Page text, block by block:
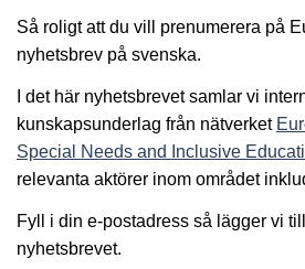
Så roligt att du vill prenumerera på
nyhetsbrev på svenska.
I det här nyhetsbrevet samlar vi
kunskapsunderlag från nätverket
Special Needs and Inclusive
relevanta aktörer inom området
Fyll i din e-postadress så lägger vi
nyhetsbrevet.